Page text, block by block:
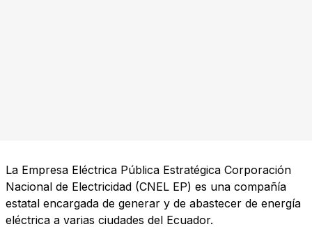
La Empresa Eléctrica Pública Estratégica Corporación
Nacional de Electricidad (CNEL EP) es una compañía
estatal encargada de generar y de abastecer de energía
eléctrica a varias ciudades del Ecuador.